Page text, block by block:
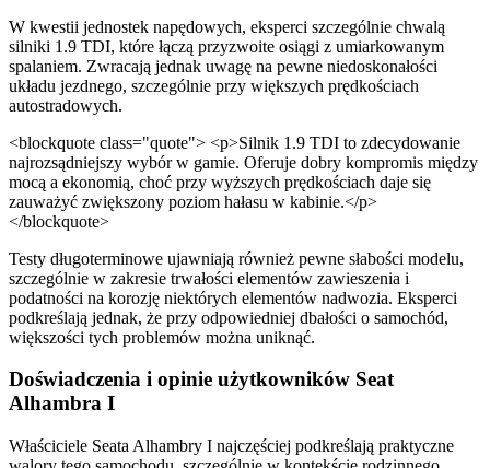
W kwestii jednostek napędowych, eksperci szczególnie chwalą
silniki 1.9 TDI, które łączą przyzwoite osiągi z umiarkowanym
spalaniem. Zwracają jednak uwagę na pewne niedoskonałości
układu jezdnego, szczególnie przy większych prędkościach
autostradowych.
<blockquote class="quote"> <p>Silnik 1.9 TDI to zdecydowanie
najrozsądniejszy wybór w gamie. Oferuje dobry kompromis między
mocą a ekonomią, choć przy wyższych prędkościach daje się
zauważyć zwiększony poziom hałasu w kabinie.</p>
</blockquote>
Testy długoterminowe ujawniają również pewne słabości modelu,
szczególnie w zakresie trwałości elementów zawieszenia i
podatności na korozję niektórych elementów nadwozia. Eksperci
podkreślają jednak, że przy odpowiedniej dbałości o samochód,
większości tych problemów można uniknąć.
Doświadczenia i opinie użytkowników Seat
Alhambra I
Właściciele Seata Alhambry I najczęściej podkreślają praktyczne